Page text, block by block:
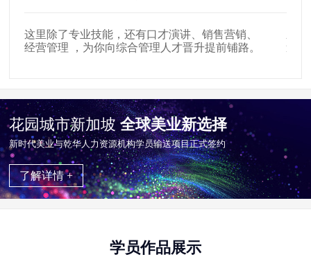
这里除了专业技能，还有口才演讲、销售营销、
经营管理 ，为你向综合管理人才晋升提前铺路。
遍布
花园城市新加坡全球美业新选择
新时代美业与乾华⼈⼒资源机构学员输送项目正式签约
了解详情 +
学员作品展示